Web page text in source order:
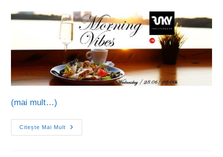
(mai mult…)
Citește Mai Mult